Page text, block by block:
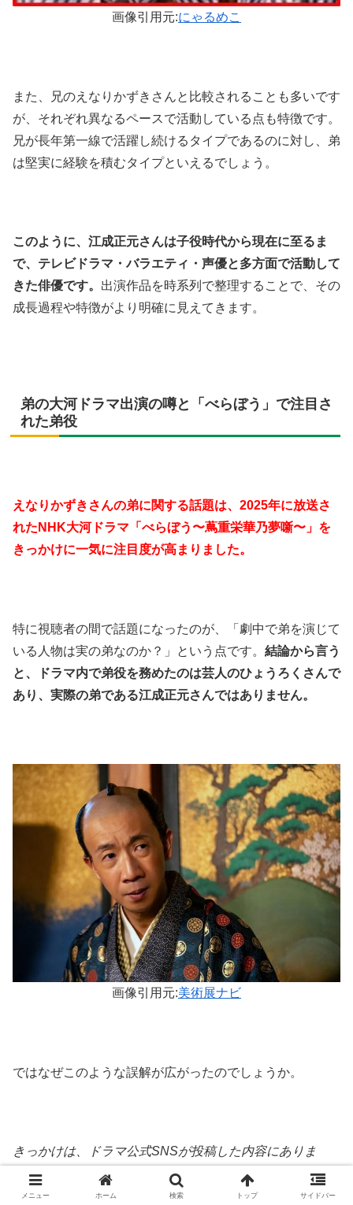
画像引用元:にゃるめこ
また、兄のえなりかずきさんと比較されることも多いです
が、それぞれ異なるペースで活動している点も特徴です。
兄が長年第一線で活躍し続けるタイプであるのに対し、弟
は堅実に経験を積むタイプといえるでしょう。
このように、江成正元さんは子役時代から現在に至るま
で、テレビドラマ・バラエティ・声優と多方面で活動して
きた俳優です。 出演作品を時系列で整理することで、その
成長過程や特徴がより明確に見えてきます。
弟の大河ドラマ出演の噂と「べらぼう」で注目さ
れた弟役
えなりかずきさんの弟に関する話題は、2025年に放送さ
れたNHK大河ドラマ「べらぼう〜蔦重栄華乃夢噺〜」を
きっかけに一気に注目度が高まりました。
特に視聴者の間で話題になったのが、「劇中で弟を演じて
いる人物は実の弟なのか？」という点です。 結論から言う
と、ドラマ内で弟役を務めたのは芸人のひょうろくさんで
あり、実際の弟である江成正元さんではありません。
画像引用元:美術展ナビ
ではなぜこのような誤解が広がったのでしょうか。
きっかけは、ドラマ公式SNSが投稿した内容にありま
す。撮影現場でのツーショットとともに「兄弟にしか見え
ない」と紹介されたことで、視聴者の多くが「本物の兄弟
メニュー ホーム 検索 トップ サイドバー